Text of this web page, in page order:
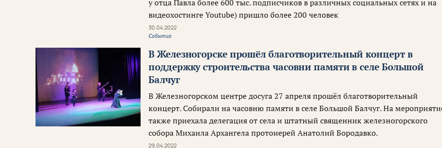
у отца Павла более 600 тыс. подписчиков в различных социальных сетях и на
видеохостинге Youtube) пришло более 200 человек
30.04.2022
События
В Железногорске прошёл благотворительный концерт в
поддержку строительства часовни памяти в селе Большой
Балчуг
В Железногорском центре досуга 27 апреля прошёл благотворительный
концерт. Собирали на часовню памяти в селе Большой Балчуг. На
также приехала делегация от села и штатный священник железногорского
собора Михаила Архангела протоиерей Анатолий Бородавко.
29.04.2022